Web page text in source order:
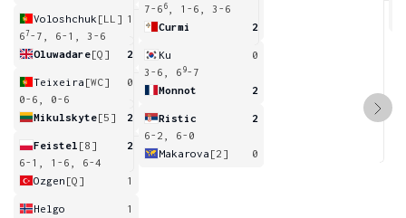
Voloshchuk [LL] 1
67-7, 6-1, 3-6
Oluwadare[Q] 2
Teixeira [WC]
0
0-6, 0-6
Mikulskyte[5] 2
Feistel [8]
2
6-1, 1-6, 6-4
Ozgen [Q] 1
Helgo
1
7-6 6
, 1-6, 3-6
Curmi
2
Ku
0
3-6, 6 9-7
Monnot
2
Ristic
2
6-2, 6-0
Makarova [2] 0